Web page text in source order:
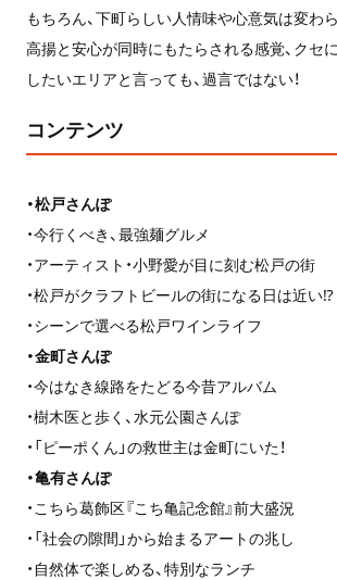
もちろん、下町らしい人情味や心意気は変わ
高揚と安心が同時にもたらされる感覚、クセ
したいエリアと言っても、過言ではない！
コンテンツ
・松戸さんぽ
・今行くべき、最強麺グルメ
・アーティスト・小野愛が目に刻む松戸の街
・松戸がクラフトビールの街になる日は近い⁉
・シーンで選べる松戸ワインライフ
・金町さんぽ
・今はなき線路をたどる今昔アルバム
・樹木医と歩く、水元公園さんぽ
・「ピーポくん」の救世主は金町にいた！
・亀有さんぽ
・こちら葛飾区『こち亀記念館』前大盛況
・「社会の隙間」から始まるアートの兆し
・自然体で楽しめる、特別なランチ